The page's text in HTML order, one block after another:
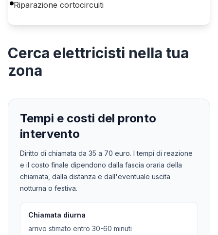
Riparazione cortocircuiti
Cerca elettricisti nella tua
zona
Tempi e costi del pronto
intervento
Diritto di chiamata da 35 a 70 euro. I tempi di reazione
e il costo finale dipendono dalla fascia oraria della
chiamata, dalla distanza e dall'eventuale uscita
notturna o festiva.
Chiamata diurna
arrivo stimato entro 30-60 minuti